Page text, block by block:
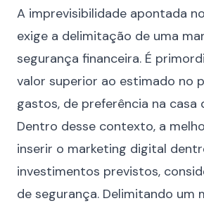
A imprevisibilidade apontada
exige a delimitação de uma
segurança financeira. É
valor superior ao estimado no
gastos, de preferência na casa
Dentro desse contexto, a
inserir o marketing digital
investimentos previstos,
de segurança. Delimitando um